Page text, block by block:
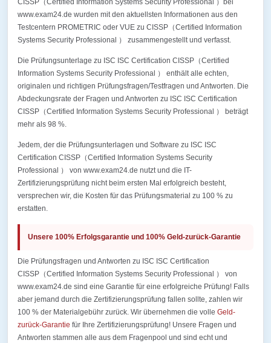
CISSP（Certified Information Systems Security Professional ）bei
www.exam24.de wurden mit den aktuellsten Informationen aus den
Testcentern PROMETRIC oder VUE zu CISSP（Certified Information
Systems Security Professional ） zusammengestellt und verfasst.
Die Prüfungsunterlage zu ISC ISC Certification CISSP（Certified
Information Systems Security Professional ） enthält alle echten,
originalen und richtigen Prüfungsfragen/Testfragen und Antworten. Die
Abdeckungsrate der Fragen und Antworten zu ISC ISC Certification
CISSP（Certified Information Systems Security Professional ） beträgt
mehr als 98 %.
Jedem, der die Prüfungsunterlagen und Software zu ISC ISC
Certification CISSP（Certified Information Systems Security
Professional ） von www.exam24.de nutzt und die IT-
Zertifizierungsprüfung nicht beim ersten Mal erfolgreich besteht,
versprechen wir, die Kosten für das Prüfungsmaterial zu 100 % zu
erstatten.
Unsere 100% Erfolgsgarantie und 100% Geld-zurück-Garantie
Die Prüfungsfragen und Antworten zu ISC ISC Certification
CISSP（Certified Information Systems Security Professional ） von
www.exam24.de sind eine Garantie für eine erfolgreiche Prüfung! Falls
aber jemand durch die Zertifizierungsprüfung fallen sollte, zahlen wir
100 % der Materialgebühr zurück. Wir übernehmen die volle Geld-
zurück-Garantie für Ihre Zertifizierungsprüfung! Unsere Fragen und
Antworten stammen alle aus dem Fragenpool und sind echt und